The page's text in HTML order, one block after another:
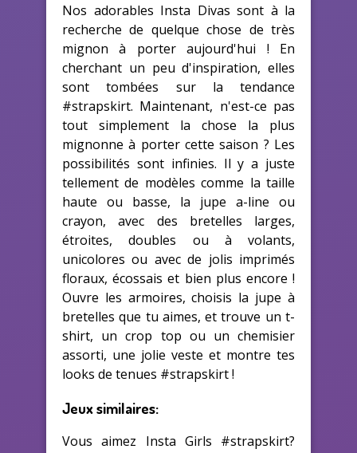
Nos adorables Insta Divas sont à la
recherche de quelque chose de très
mignon à porter aujourd'hui ! En
cherchant un peu d'inspiration, elles
sont tombées sur la tendance
#strapskirt. Maintenant, n'est-ce pas
tout simplement la chose la plus
mignonne à porter cette saison ? Les
possibilités sont infinies. Il y a juste
tellement de modèles comme la taille
haute ou basse, la jupe a-line ou
crayon, avec des bretelles larges,
étroites, doubles ou à volants,
unicolores ou avec de jolis imprimés
floraux, écossais et bien plus encore !
Ouvre les armoires, choisis la jupe à
bretelles que tu aimes, et trouve un t-
shirt, un crop top ou un chemisier
assorti, une jolie veste et montre tes
looks de tenues #strapskirt !
Jeux similaires:
Vous aimez Insta Girls #strapskirt?